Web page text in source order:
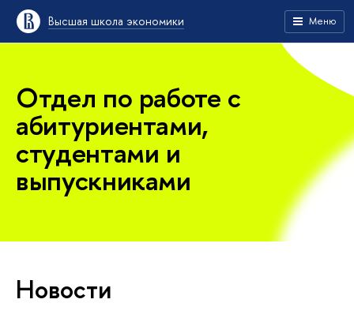
Высшая школа экономики Меню
Отдел по работе с
абитуриентами,
студентами и
выпускниками
Новости